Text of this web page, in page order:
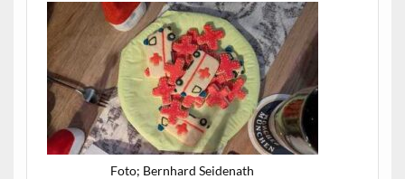
Foto; Bern­hard Seidenath